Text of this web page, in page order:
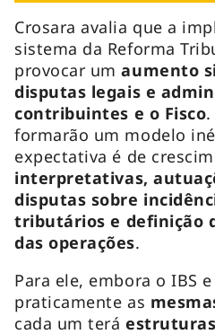
Crosara avalia que a
sistema da Reforma
provocar umaumento
disputas legais e
contribuintes e o Fisco
formarão um modelo
expectativa é de
interpretativas,
disputas sobre
tributários e definição
das operações.
Para ele, embora o IBS
praticamente as
cada um terá